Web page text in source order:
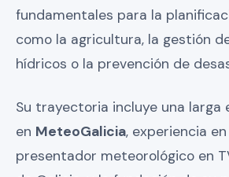
fundamentales para la
como la agricultura, la gestión
hídricos o la prevención de
Su trayectoria incluye una larga
en MeteoGalicia, experiencia
presentador meteorológico en